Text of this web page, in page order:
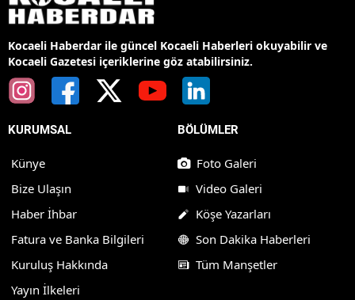
Kocaeli Haberdar ile güncel Kocaeli Haberleri okuyabilir ve
Kocaeli Gazetesi içeriklerine göz atabilirsiniz.
KURUMSAL
Künye
Bize Ulaşın
Haber İhbar
Fatura ve Banka Bilgileri
Kuruluş Hakkında
Yayın İlkeleri
BÖLÜMLER
Foto Galeri
Video Galeri
Köşe Yazarları
Son Dakika Haberleri
Tüm Manşetler